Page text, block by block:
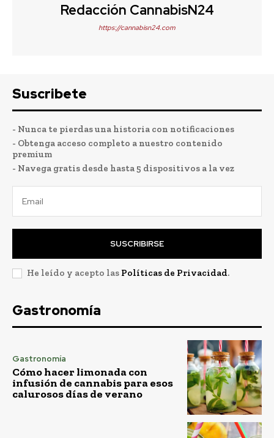
Redacción CannabisN24
https://cannabisn24.com
Suscribete
- Nunca te pierdas una historia con notificaciones
- Obtenga acceso completo a nuestro contenido
premium
- Navega gratis desde hasta 5 dispositivos a la vez
SUSCRIBIRSE
He leído y acepto las Políticas de Privacidad.
Gastronomía
Gastronomía
Cómo hacer limonada con
infusión de cannabis para esos
calurosos días de verano